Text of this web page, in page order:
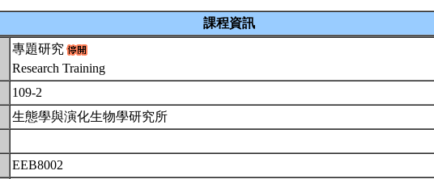
課程資訊
專題研究
Research Training
109-2
生態學與演化生物學研究所
EEB8002